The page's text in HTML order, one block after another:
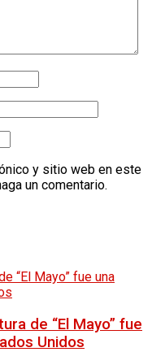
y sitio web en este
un comentario.
de “El Mayo” fue
Unidos